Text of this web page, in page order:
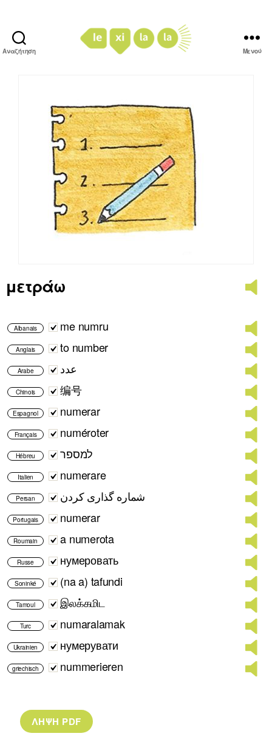
Αναζήτηση Μενού
μετράω
Albanais me numru
Anglais to number
Arabe عدد
Chinois 编号
Espagnol numerar
Français numéroter
Hébreu למספר
Italien numerare
Persan شماره گذاری کردن
Portugais numerar
Roumain a numerota
Russe нумеровать
Soninké (na a) tafundi
Tamoul இலக்கமிட
Turc numaralamak
Ukrainien нумерувати
griechisch nummerieren